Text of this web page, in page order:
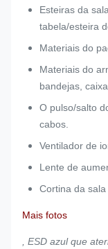
Esteiras da
tabela/esteira
Materiais do
Materiais do
bandejas,
O pulso/salto
cabos.
Ventilador de
Lente de
Cortina da sala
Mais fotos
, ESD azul que